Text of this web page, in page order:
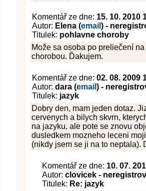
Komentář ze dne: 15. 10. 2010
Autor: Elena (email ) -
Titulek: pohlavne choroby
Može sa osoba po preliečení
chorobou. Ďakujem.
Komentář ze dne: 02. 08. 2009
Autor: dara (email ) -
Titulek: jazyk
Dobry den, mam jeden dotaz.
cervenych a bilych skvrn,
na jazyku, ale pote se znovu
dusledkem mozneho leceni
(nikdy jsem se ji na to neptala).
Komentář ze dne: 10. 07.
Autor: clovicek -
Titulek: Re: jazyk